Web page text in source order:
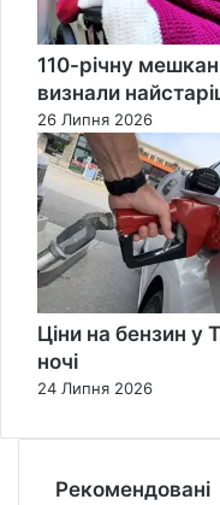
110-річну
визнали
26 Липня 2026
Ціни на бензин у
ночі
24 Липня 2026
Рекомендовані